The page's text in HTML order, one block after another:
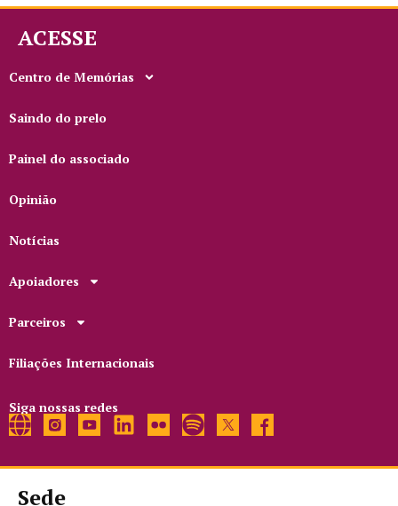
ACESSE
Centro de Memórias
Saindo do prelo
Painel do associado
Opinião
Notícias
Apoiadores
Parceiros
Filiações Internacionais
Siga nossas redes
Sede